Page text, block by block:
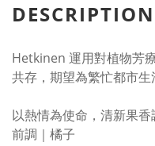
DESCRIPTION
Hetkinen 運用對植物芳
共存，期望為繁忙都市生
以熱情為使命，清新果香
前調｜橘子